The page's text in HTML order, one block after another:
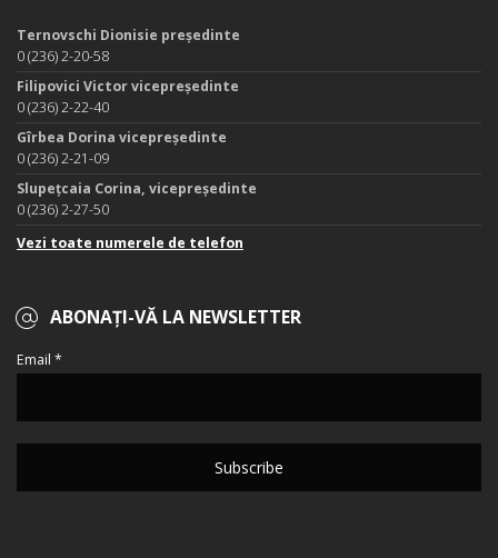
Ternovschi Dionisie președinte
0 (236) 2-20-58
Filipovici Victor vicepreședinte
0 (236) 2-22-40
Gîrbea Dorina vicepreședinte
0 (236) 2-21-09
Slupețcaia Corina, vicepreședinte
0 (236) 2-27-50
Vezi toate numerele de telefon
ABONAȚI-VĂ LA NEWSLETTER
Email *